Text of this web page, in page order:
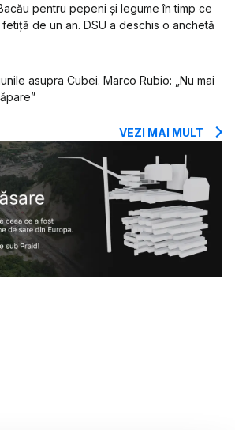
pentru pepeni și legume în timp ce
de un an. DSU a deschis o anchetă
asupra Cubei. Marco Rubio: „Nu mai
VEZI MAI MULT